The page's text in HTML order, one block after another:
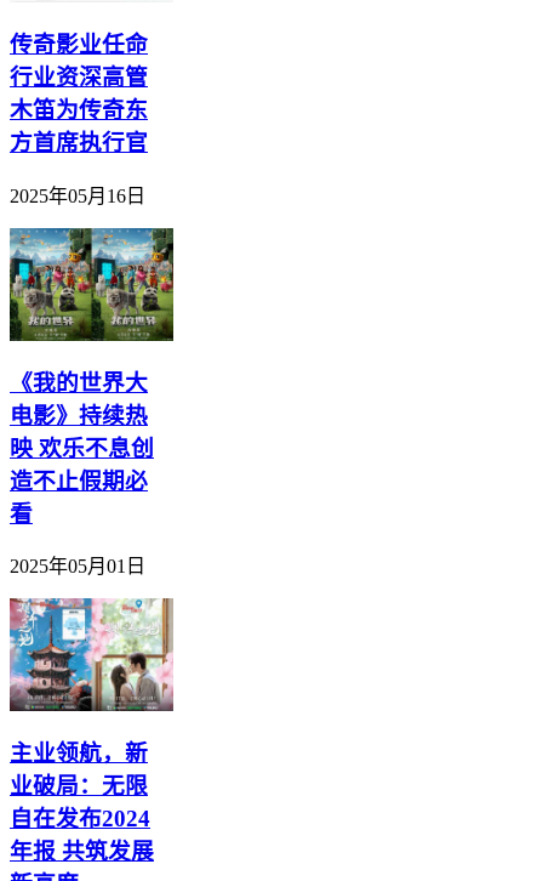
传奇影业任命
行业资深高管
木笛为传奇东
方首席执行官
2025年05月16日
《我的世界大
电影》持续热
映 欢乐不息创
造不止假期必
看
2025年05月01日
主业领航，新
业破局：无限
自在发布2024
年报 共筑发展